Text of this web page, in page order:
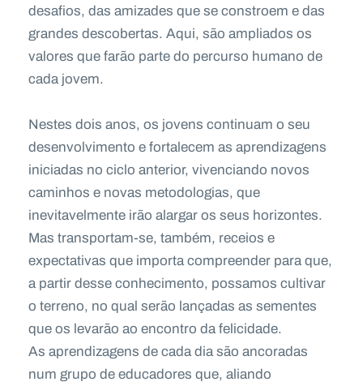
desafios, das amizades que se constroem e das
grandes descobertas. Aqui, são ampliados os
valores que farão parte do percurso humano de
cada jovem.
Nestes dois anos, os jovens continuam o seu
desenvolvimento e fortalecem as aprendizagens
iniciadas no ciclo anterior, vivenciando novos
caminhos e novas metodologias, que
inevitavelmente irão alargar os seus horizontes.
Mas transportam-se, também, receios e
expectativas que importa compreender para que,
a partir desse conhecimento, possamos cultivar
o terreno, no qual serão lançadas as sementes
que os levarão ao encontro da felicidade.
As aprendizagens de cada dia são ancoradas
num grupo de educadores que, aliando